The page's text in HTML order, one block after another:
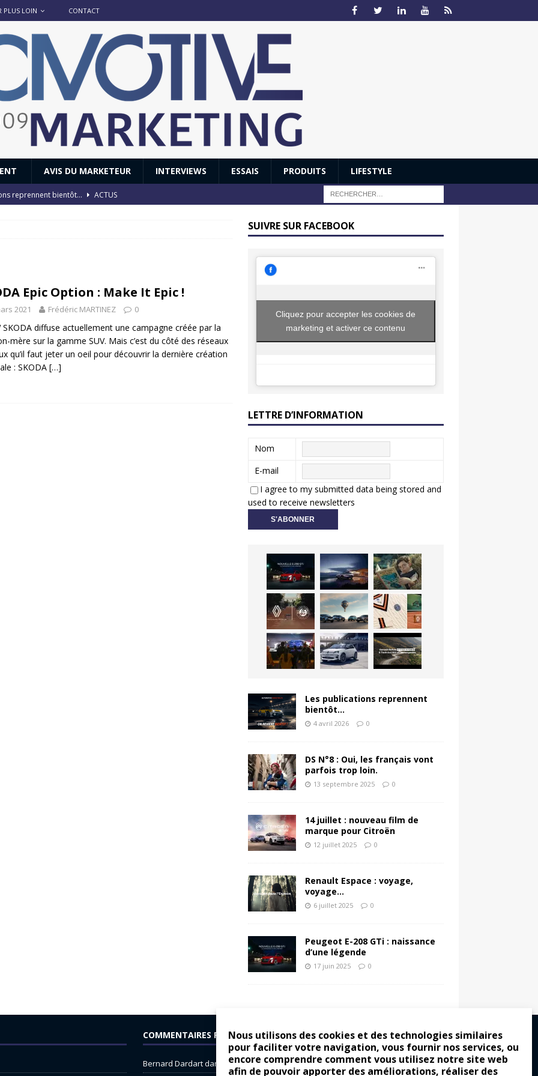
Nous utilisons des cookies et des technologies similaires
pour faciliter votre navigation, vous fournir nos services, ou
encore comprendre comment vous utilisez notre site web
afin de pouvoir apporter des améliorations, réaliser des
PLUS LOIN CONTACT
AVIS DU MARKETEUR INTERVIEWS ESSAIS PRODUITS LIFESTYLE
reprennent bientôt…
ACTUS
: Honda dévoile un spot publicitaire… confiné! ACTUS
Epic Option : Make It Epic !
2021 Frédéric MARTINEZ 0
SKODA diffuse actuellement une campagne créée par la
mère sur la gamme SUV. Mais c’est du côté des réseaux
qu’il faut jeter un oeil pour découvrir la dernière création
: SKODA […]
SUIVRE SUR FACEBOOK
Cliquez pour accepter les cookies de
marketing et activer ce contenu
LETTRE D’INFORMATION
Nom
E-mail
I agree to my submitted data being stored and
used to receive newsletters
Les publications reprennent
bientôt…
4 avril 2026 0
DS N°8 : Oui, les français vont
parfois trop loin.
13 septembre 2025 0
14 juillet : nouveau film de
marque pour Citroën
12 juillet 2025 0
Renault Espace : voyage,
voyage…
6 juillet 2025 0
Peugeot E-208 GTi : naissance
d’une légende
17 juin 2025 0
COMMENTAIRES RÉCENTS
Bernard Dardartdans Dacia Sandero : pour les gens vrais